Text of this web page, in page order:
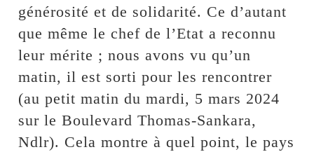
générosité et de solidarité. Ce d’autant
que même le chef de l’Etat a reconnu
leur mérite ; nous avons vu qu’un
matin, il est sorti pour les rencontrer
(au petit matin du mardi, 5 mars 2024
sur le Boulevard Thomas-Sankara,
Ndlr). Cela montre à quel point, le pays